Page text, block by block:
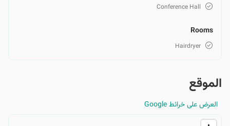
Conference Hall
Rooms
Hairdryer
الموقع
العرض على خرائط Google